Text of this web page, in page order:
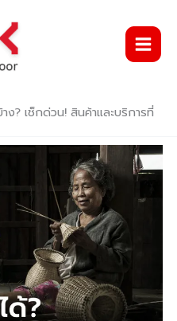
ง? เช็กด่วน! สินค้าและบริการที่